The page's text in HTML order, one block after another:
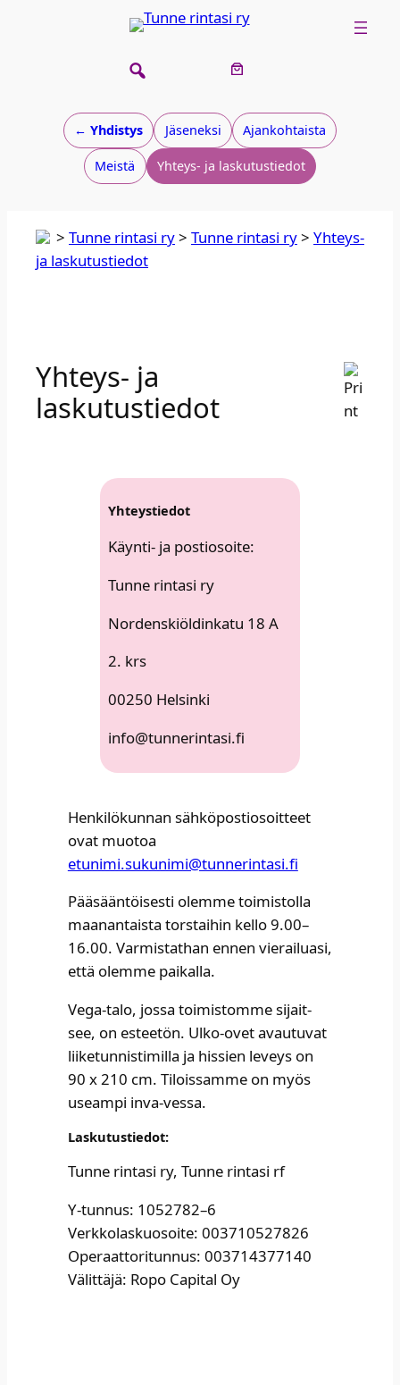
← Yhdistys Jäseneksi Ajankohtaista
Meistä Yhteys- ja laskutustiedot​
> Tunne rintasi ry> Tun­ne rin­ta­si ry> Yhteys-
ja laskutustiedot​
Yhteys- ja
laskutustiedot​
Yhteys­tie­dot
Käyn­ti- ja pos­tio­soi­te:​
Tun­ne rin­ta­si ry​
Nor­dens­kiöl­din­ka­tu 18 A
2. krs​
00250 Helsinki​
info@tunnerintasi.fi​
Hen­ki­lö­kun­nan säh­kö­pos­tio­soit­teet
ovat muo­toa
etunimi.sukunimi@tunnerintasi.fi
Pää­sään­töi­ses­ti olem­me toi­mis­tol­la
maa­nan­tais­ta tors­tai­hin kel­lo 9.00–
16.00. Var­mis­tat­han ennen vie­rai­lua­si,
että olem­me pai­kal­la.​
Vega-talo, jos­sa toi­mis­tom­me sijait­
see, on estee­tön. Ulko-ovet avau­tu­vat
lii­ke­tun­nis­ti­mil­la ja his­sien leveys on
90 x 210 cm. Tilois­sam­me on myös
useam­pi inva-ves­sa.​
Las­ku­tus­tie­dot:
Tun­ne rin­ta­si ry, Tun­ne rin­ta­si rf​
Y‑tunnus: 1052782–6​
Verk­ko­las­kuo­soi­te: 003710527826​
Ope­raat­to­ri­tun­nus: 003714377140​
Välit­tä­jä: Ropo Capi­tal Oy​